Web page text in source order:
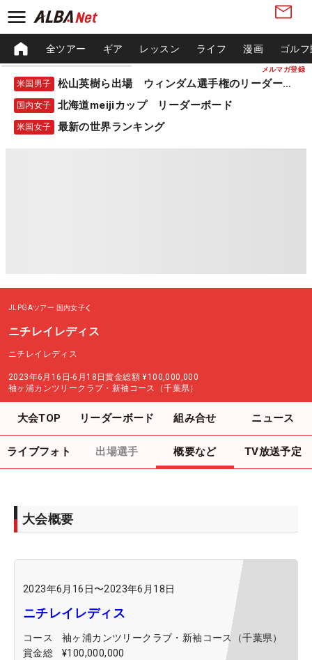
メルマガ登録
全ツアー ギア レッスン ライフ 漫画 ゴル
米国男子 松山英樹ら出場 ウィンダム選手権のリーダーボード
国内女子 北海道meijiカップ リーダーボード
米国女子 最新の世界ランキング
JLPGAツアー 国内女子
ニチレイレディス
ニチレイレディス
2023年6月16日-6月18日賞金総額 ¥100,000,000
袖ヶ浦カンツリークラブ・新袖コース（千葉県）
大会TOP リーダーボード 組み合せ ニュース
ライブフォト 出場選手 概要など TV放送予定
大会概要
2023年6月16日〜2023年6月18日
ニチレイレディス
コース
袖ヶ浦カンツリークラブ・新袖コース（千葉県）
賞金総
¥100,000,000